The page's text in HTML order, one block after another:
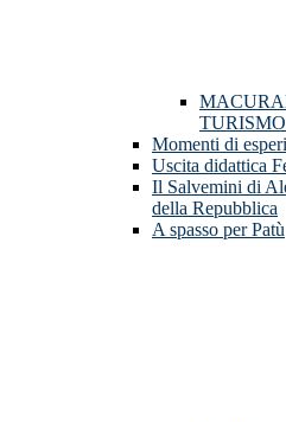
Momenti di
Uscita didattica
Il Salvemini di
della Repubblica
A spasso per Patù